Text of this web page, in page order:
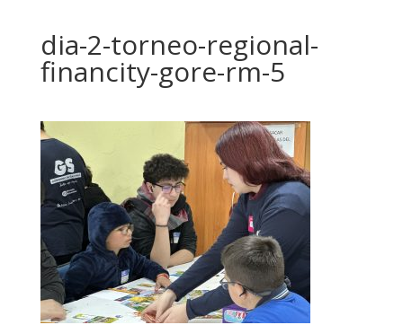
dia-2-torneo-regional-
financity-gore-rm-5